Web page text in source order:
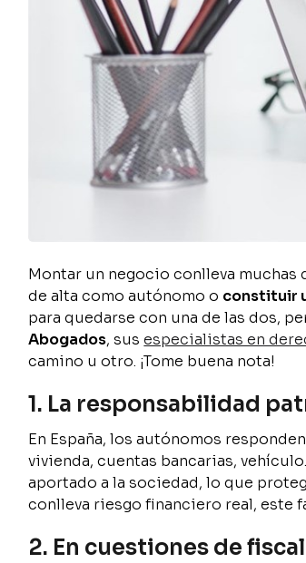
Montar un negocio conlleva
de alta como autónomo o constituir
para quedarse con una de las dos,
Abogados, susespecialistas en
camino u otro. ¡Tome buena nota!
1. La responsabilidad
En España, los autónomos
vivienda, cuentas bancarias,
aportado a la sociedad, lo que
conlleva riesgo financiero real, este
2. En cuestiones de